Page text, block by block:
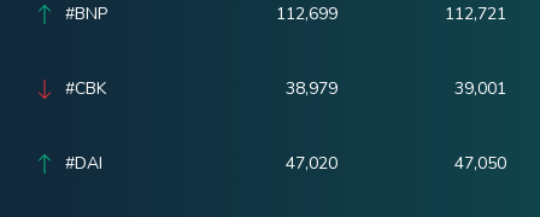
#BNP 112,699 112,721
#CBK 38,979 39,001
#DAI 47,020 47,050